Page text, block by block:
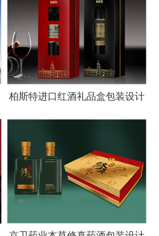
柏斯特进口红酒礼品盒包装设计